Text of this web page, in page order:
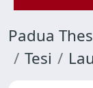
Padua
Tesi